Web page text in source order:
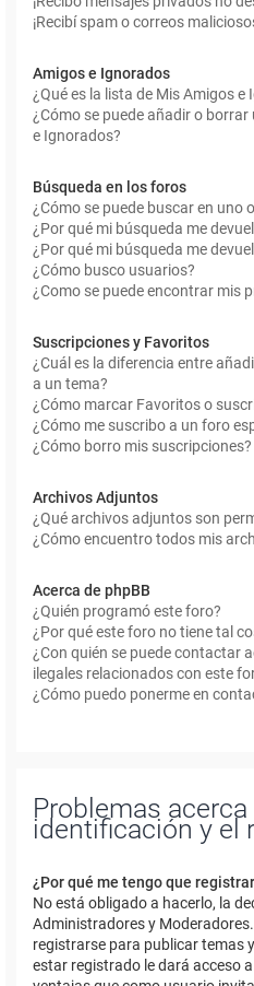
¡Recibí spam o correos
Amigos e Ignorados
¿Qué es la lista de Mis Amigos e
¿Cómo se puede añadir o
e Ignorados?
Búsqueda en los foros
¿Cómo se puede buscar en uno
¿Por qué mi búsqueda me
¿Por qué mi búsqueda me
¿Cómo busco usuarios?
¿Como se puede encontrar mis
Suscripciones y Favoritos
¿Cuál es la diferencia entre
a un tema?
¿Cómo marcar Favoritos o
¿Cómo me suscribo a un foro
¿Cómo borro mis suscripciones?
Archivos Adjuntos
¿Qué archivos adjuntos son
¿Cómo encuentro todos mis
Acerca de phpBB
¿Quién programó este foro?
¿Por qué este foro no tiene tal
¿Con quién se puede contactar
ilegales relacionados con este
¿Cómo puedo ponerme en
Problemas acerca
identificación y el
¿Por qué me tengo que
No está obligado a hacerlo, la
Administradores y
registrarse para publicar temas
estar registrado le dará acceso